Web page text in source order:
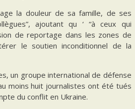
la douleur de sa famille, de ses
ajoutant qu ‘ “à ceux qui
de reportage dans les zones de
le soutien inconditionnel de la
un groupe international de défense
moins huit journalistes ont été tués
du conflit en Ukraine.